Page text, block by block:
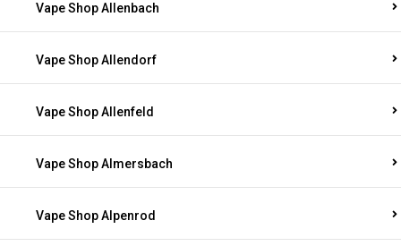
Vape Shop Allenbach
Vape Shop Allendorf
Vape Shop Allenfeld
Vape Shop Almersbach
Vape Shop Alpenrod